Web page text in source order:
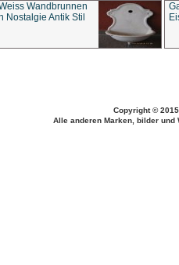
Wandbrunnen
Nostalgie Antik Stil
Copyright ©
Alle anderen Marken, bilder und